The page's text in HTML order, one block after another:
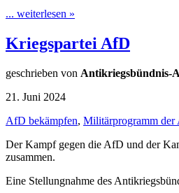
... weiterlesen »
Kriegspartei AfD
geschrieben von Antikriegsbündnis-
21. Juni 2024
AfD bekämpfen, Militärprogramm der
Der Kampf gegen die AfD und der
zusammen.
Eine Stellungnahme des